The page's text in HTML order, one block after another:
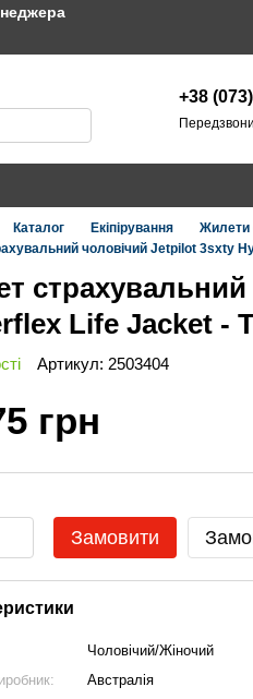
+38
Каталог Екіпірування Жилети
чоловічий Jetpilot 3sxty
Life Jacket -
Артикул: 2503404
грн
Замовити
Чоловічий/Жіночий
Австралія